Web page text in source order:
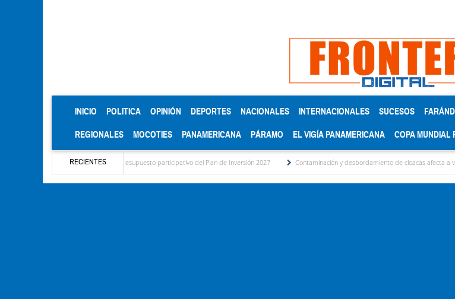
INICIO (CURRENT)
POLITICA OPINIÓN DEPORTES NACIONALES INTERNACIONALES SUCESOS
REGIONALES MOCOTIES PANAMERICANA PÁRAMO EL VIGÍA PANAMERICANA COPA MUNDIAL
RECIENTES
para el diagnóstico del presupuesto participativo del Plan de Inversión 2027 Contaminación y desbordamiento de cloacas afecta a vecinos de